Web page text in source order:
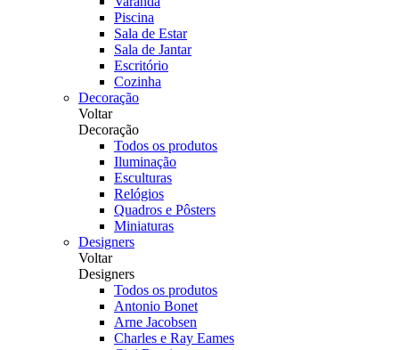
Piscina
Sala de Estar
Sala de Jantar
Escritório
Cozinha
Decoração
Voltar
Decoração
Todos os produtos
Iluminação
Esculturas
Relógios
Quadros e Pôsters
Miniaturas
Designers
Voltar
Designers
Todos os produtos
Antonio Bonet
Arne Jacobsen
Charles e Ray Eames